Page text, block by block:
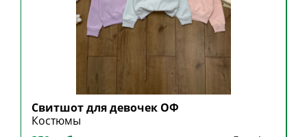
Свитшот для девочек ОФ
Костюмы